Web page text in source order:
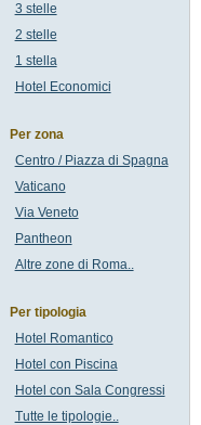
3 stelle
2 stelle
1 stella
Hotel Economici
Per zona
Centro / Piazza di Spagna
Vaticano
Via Veneto
Pantheon
Altre zone di Roma..
Per tipologia
Hotel Romantico
Hotel con Piscina
Hotel con Sala Congressi
Tutte le tipologie..